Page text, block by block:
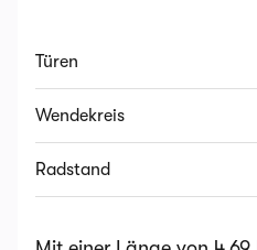
Türen
Wendekreis
Radstand